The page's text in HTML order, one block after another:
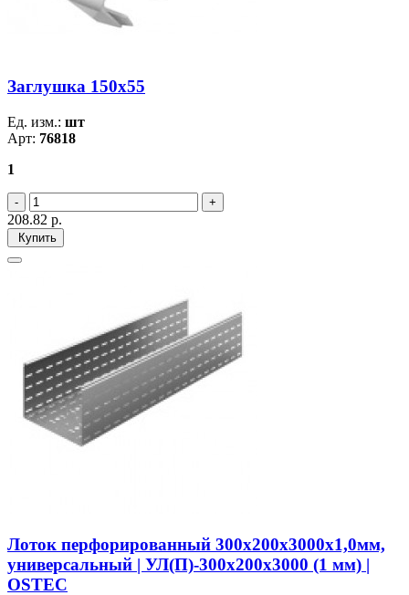
Заглушка 150х55
Ед. изм.: шт
Арт: 76818
1
208.82 р.
Купить
Лоток перфорированный 300х200х3000х1,0мм,
универсальный | УЛ(П)-300х200х3000 (1 мм) |
OSTEC